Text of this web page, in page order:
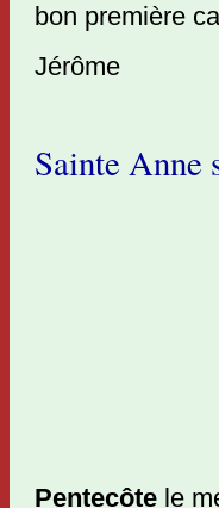
bon première
Jérôme
Sainte Anne
Pentecôte le